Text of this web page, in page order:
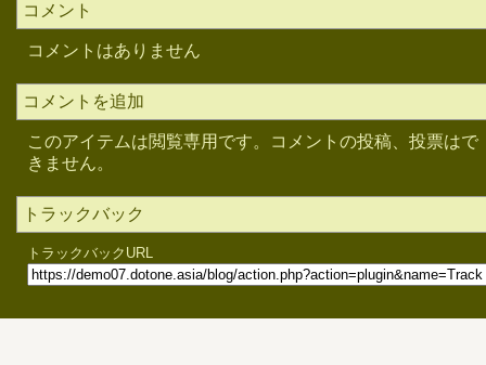
コメント
コメントはありません
コメントを追加
このアイテムは閲覧専用です。コメントの投稿、投票はで
きません。
トラックバック
トラックバックURL